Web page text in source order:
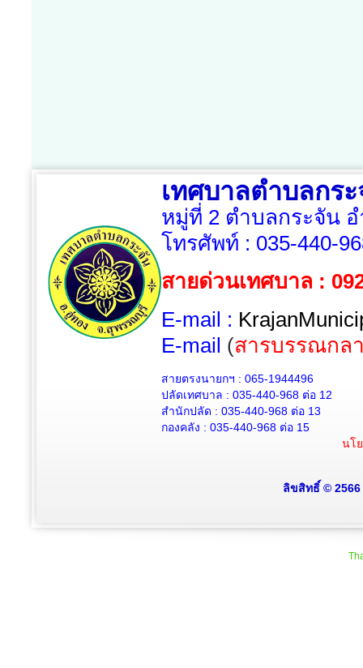
เทศบาลตำบลกร
หมู่ที่ 2 ตำบลกระจัน
โทรศัพท์ : 035-440-
สายด่วนเทศบาล :
E-mail :
E-mail (สารบรรณกล
สายตรงนายกฯ : 065-1944496
ปลัดเทศบาล : 035-440-968 ต่อ 12
สำนักปลัด : 035-440-968 ต่อ 13
กองคลัง : 035-440-968 ต่อ 15
นโ
ลิขสิทธิ์ © 2566